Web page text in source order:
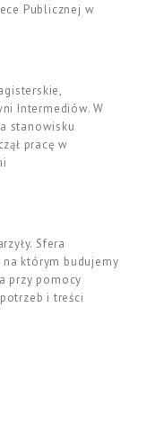
Publicznej w
Intermediów. W
stanowisku
pracę w
Sfera
którym budujemy
przy pomocy
i treści